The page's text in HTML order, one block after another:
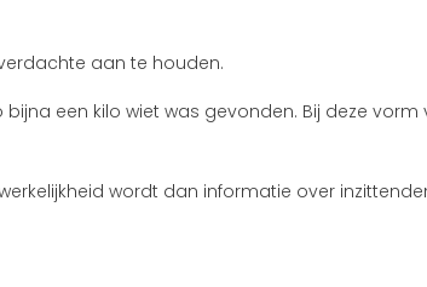
aan te houden.
een kilo wiet was gevonden. Bij deze
wordt dan informatie over